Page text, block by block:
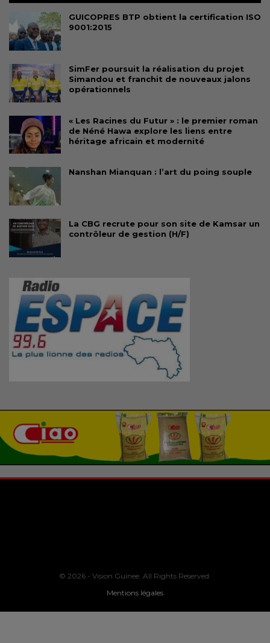
GUICOPRES BTP obtient la certification ISO
9001:2015
SimFer poursuit la réalisation du projet
Simandou et franchit de nouveaux jalons
opérationnels
« Les Racines du Futur » : le premier roman
de Néné Hawa explore les liens entre
héritage africain et modernité
Nanshan Mianquan : l’art du poing souple
La CBG recrute pour son site de Kamsar un
contrôleur de gestion (H/F)
© 2026 - Vision Guinee. All Rights Reserved.
Mentions légales